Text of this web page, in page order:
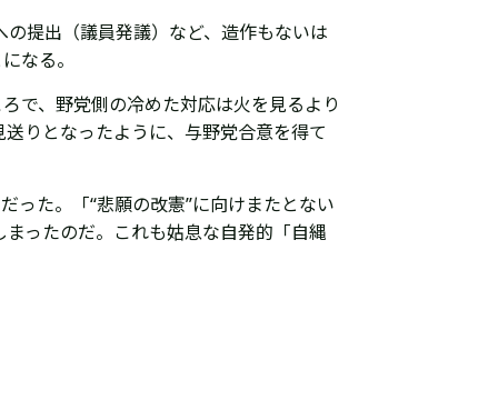
提出（議員発議）など、造作もないは
なる。
で、野党側の冷めた対応は火を見るより
りとなったように、与野党合意を得て
った。「“悲願の改憲”に向けまたとない
ったのだ。これも姑息な自発的「自縄